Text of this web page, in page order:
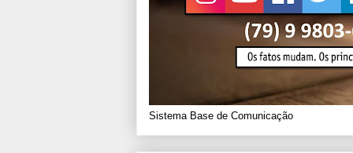
Sistema Base de Comunicação